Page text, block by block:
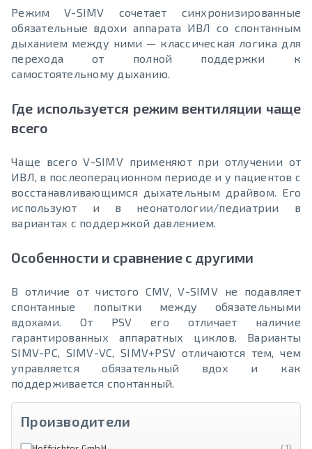
Режим V-SIMV сочетает синхронизированные
обязательные вдохи аппарата ИВЛ со спонтанным
дыханием между ними — классическая логика для
перехода от полной поддержки к
самостоятельному дыханию.
Где используется режим вентиляции чаще
всего
Чаще всего V-SIMV применяют при отлучении от
ИВЛ, в послеоперационном периоде и у пациентов с
восстанавливающимся дыхательным драйвом. Его
используют и в неонатологии/педиатрии в
вариантах с поддержкой давлением.
Особенности и сравнение с другими
В отличие от чистого CMV, V-SIMV не подавляет
спонтанные попытки между обязательными
вдохами. От PSV его отличает наличие
гарантированных аппаратных циклов. Варианты
SIMV-PC, SIMV-VC, SIMV+PSV отличаются тем, чем
управляется обязательный вдох и как
поддерживается спонтанный.
Производители